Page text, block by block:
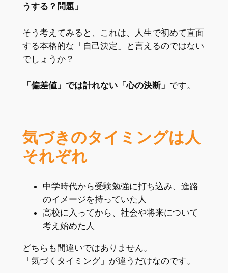
うする？問題」
そう考えてみると、これは、人生で初めて直面
する本格的な「自己決定」と言えるのではない
でしょうか？
「偏差値」では計れない「心の決断」 です。
気づきのタイミングは人
それぞれ
中学時代から受験勉強に打ち込み、進路
のイメージを持っていた人
高校に入ってから、社会や将来について
考え始めた人
どちらも間違いではありません。
「気づくタイミング」が違うだけなのです。